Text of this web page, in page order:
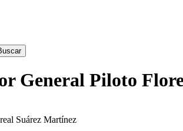
General Piloto
Suárez Martínez